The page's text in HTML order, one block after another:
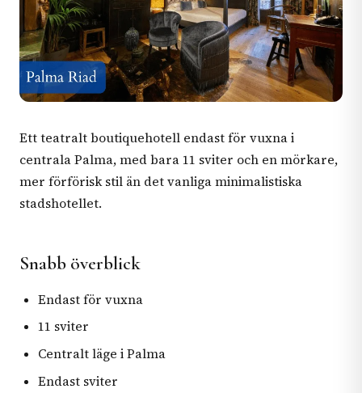
Ett teatralt boutiquehotell endast för vuxna i
centrala Palma, med bara 11 sviter och en mörkare,
mer förförisk stil än det vanliga minimalistiska
stadshotellet.
Snabb överblick
Endast för vuxna
11 sviter
Centralt läge i Palma
Endast sviter